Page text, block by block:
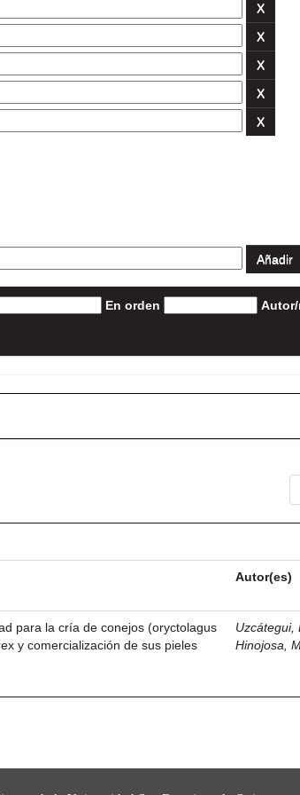
En orden
Autor(es)
para la cría de conejos (oryctolagus
y comercialización de sus pieles
Uzcátegui,
Hinojosa,